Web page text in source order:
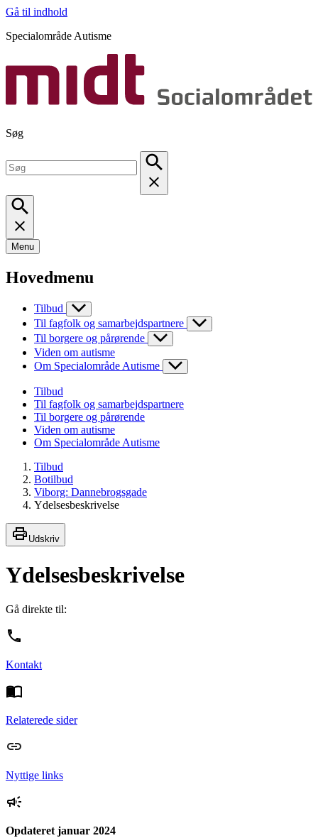
Gå til indhold
Specialområde Autisme
Søg
Menu
Hovedmenu
Tilbud
Til fagfolk og samarbejdspartnere
Til borgere og pårørende
Viden om autisme
Om Specialområde Autisme
Tilbud
Til fagfolk og samarbejdspartnere
Til borgere og pårørende
Viden om autisme
Om Specialområde Autisme
Tilbud
Botilbud
Viborg: Dannebrogsgade
Ydelsesbeskrivelse
Udskriv
Ydelsesbeskrivelse
Gå direkte til:
Kontakt
Relaterede sider
Nyttige links
Opdateret januar 2024